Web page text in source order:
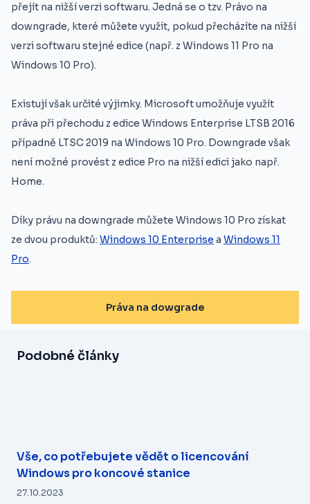
přejít na nižší verzi softwaru. Jedná se o tzv. Právo na
downgrade, které můžete využít, pokud přecházíte na nižší
verzi softwaru stejné edice (např. z Windows 11 Pro na
Windows 10 Pro).
Existují však určité výjimky. Microsoft umožňuje využít
práva při přechodu z edice Windows Enterprise LTSB 2016
případně LTSC 2019 na Windows 10 Pro. Downgrade však
není možné provést z edice Pro na nižší edici jako např.
Home.
Díky právu na downgrade můžete Windows 10 Pro získat
ze dvou produktů: Windows 10 Enterprise a Windows 11
Pro.
Práva na dowgrade
Podobné články
Vše, co potřebujete vědět o licencování
Windows pro koncové stanice
27.10.2023